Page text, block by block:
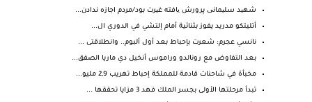
شهید سلیمانی پرورش یافته غیرت بود/مردم اجازه ندادن...
أتليتكو مدريد يفوز بثنائية أمام إلتشي في الدوري ال...
نانسي عجرم: شعرت بإحباط بعد أول ألبوم.. وانطلاقتى ...
بعد التفاوض مع رونالدو وراموس أنخيل دي ماريا الصفق...
مخبأة في شاحنات قادمة للمملكة إحباط تهريب 2,9 مليو...
تبدأ مرحلتها الأولى بجسر الملك فهد 3 مزايا تحققها ...